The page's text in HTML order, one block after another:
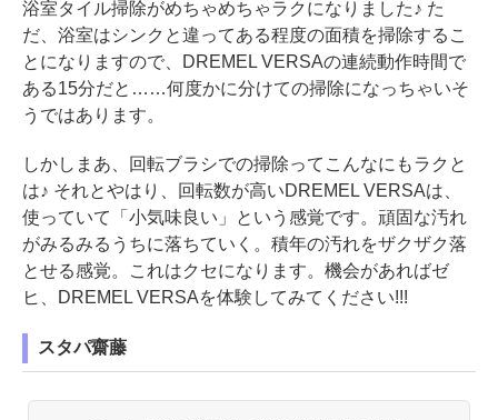
浴室タイル掃除がめちゃめちゃラクになりました♪ た
だ、浴室はシンクと違ってある程度の面積を掃除するこ
とになりますので、DREMEL VERSAの連続動作時間で
ある15分だと……何度かに分けての掃除になっちゃいそ
うではあります。
しかしまあ、回転ブラシでの掃除ってこんなにもラクと
は♪ それとやはり、回転数が高いDREMEL VERSAは、
使っていて「小気味良い」という感覚です。頑固な汚れ
がみるみるうちに落ちていく。積年の汚れをザクザク落
とせる感覚。これはクセになります。機会があればゼ
ヒ、DREMEL VERSAを体験してみてください!!!
スタパ齋藤